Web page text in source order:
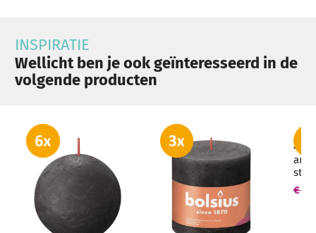
Wellicht ben je ook geïnteresseerd in de
volgende producten
INSPIRATIE
4
-
€